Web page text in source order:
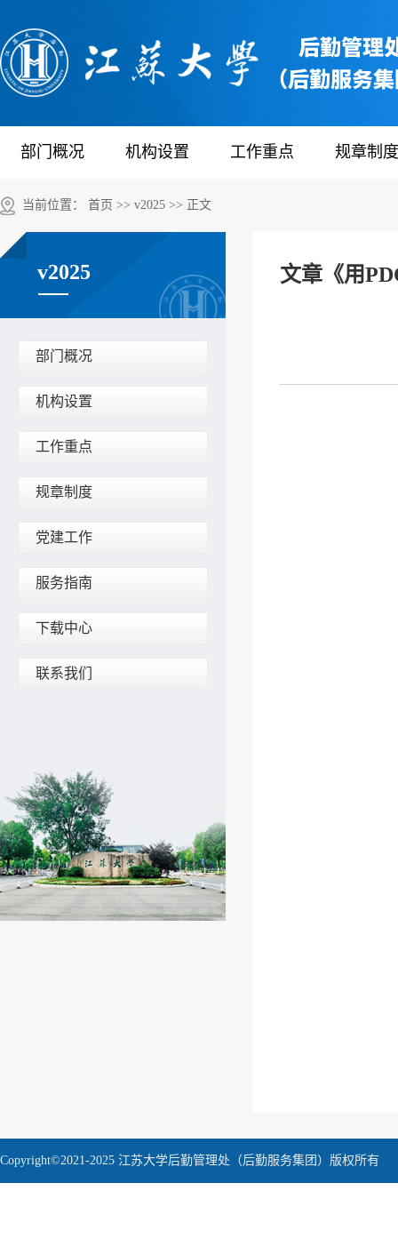
部门概况 机构设置 工作重点 规章制度
当前位置： 首页 >> v2025 >> 正文
v2025
部门概况
机构设置
工作重点
规章制度
党建工作
服务指南
下载中心
联系我们
文章《用
Copyright©2021-2025 江苏大学后勤管理处（后勤服务集团）版权所有